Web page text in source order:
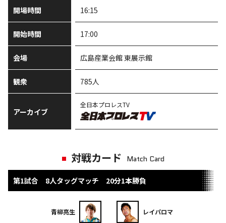
開場時間 16:15
開始時間 17:00
会場 広島産業会館 東展示館
観衆 785人
アーカイブ
全日本プロレスTV
対戦カード Match Card
第1試合 8人タッグマッチ 20分1本勝負
青柳亮生 レイパロマ